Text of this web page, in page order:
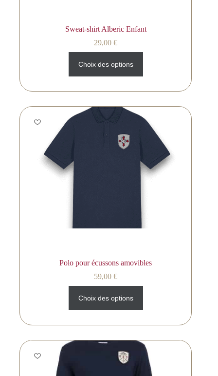
Sweat-shirt Alberic Enfant
29,00€
Choix des options
Polo pour écussons amovibles
59,00€
Choix des options